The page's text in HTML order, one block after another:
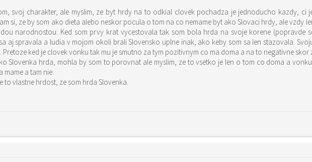
svoj charakter, ale myslim, ze byt hrdy na to odkial clovek pochadza je jednoducho kazdy, ci
si, ze by som ako dieta alebo neskor pocula o tom na co nemame byt ako Slovaci hrdy, ale vzdy
narodnostou. Ked som prvy krat vycestovala tak som bola hrda na svoje korene (popravde
aj spravala a ludia v mojom okoli brali Slovensko uplne inak, ako keby som sa len stazovala.
ked je clovek vonku tak mu je smutno za tym pozitivnym co ma doma a na to negativne skor
Slovenka hrda, mohla by som to porovnat ale myslim, ze to vsetko je len o tom co doma a
mame a tam nie.
to vlastne hrdost, ze som hrda Slovenka.